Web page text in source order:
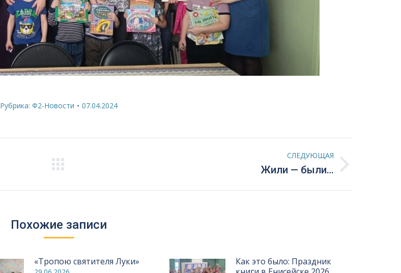
Рубрика:Ф2-Новости 07.04.2024
СЛЕДУЮЩАЯ
Жили — были…
Похожие записи
«Тропою святителя Луки»
Как это было: Праздник